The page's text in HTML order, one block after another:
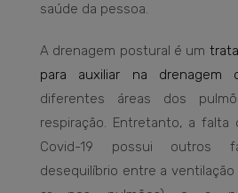
saúde da pessoa.
A drenagem postural é um
para auxiliar na drenagem
diferentes áreas dos
respiração. Entretanto, a falta
Covid-19 possui outros
desequilíbrio entre a